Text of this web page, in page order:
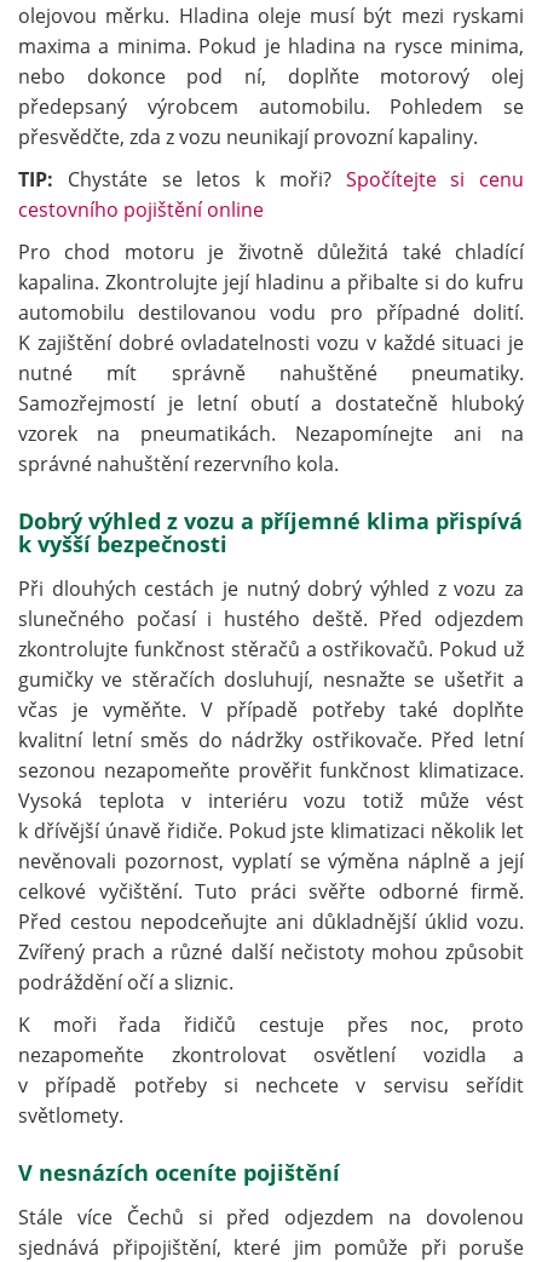
olejovou měrku. Hladina oleje musí být mezi ryskami
maxima a minima. Pokud je hladina na rysce minima,
nebo dokonce pod ní, doplňte motorový olej
předepsaný výrobcem automobilu. Pohledem se
přesvědčte, zda z vozu neunikají provozní kapaliny.
TIP: Chystáte se letos k moři? Spočítejte si cenu
cestovního pojištění online
Pro chod motoru je životně důležitá také chladící
kapalina. Zkontrolujte její hladinu a přibalte si do kufru
automobilu destilovanou vodu pro případné dolití.
K zajištění dobré ovladatelnosti vozu v každé situaci je
nutné mít správně nahuštěné pneumatiky.
Samozřejmostí je letní obutí a dostatečně hluboký
vzorek na pneumatikách. Nezapomínejte ani na
správné nahuštění rezervního kola.
Dobrý výhled z vozu a příjemné klima přispívá
k vyšší bezpečnosti
Při dlouhých cestách je nutný dobrý výhled z vozu za
slunečného počasí i hustého deště. Před odjezdem
zkontrolujte funkčnost stěračů a ostřikovačů. Pokud už
gumičky ve stěračích dosluhují, nesnažte se ušetřit a
včas je vyměňte. V případě potřeby také doplňte
kvalitní letní směs do nádržky ostřikovače. Před letní
sezonou nezapomeňte prověřit funkčnost klimatizace.
Vysoká teplota v interiéru vozu totiž může vést
k dřívější únavě řidiče. Pokud jste klimatizaci několik let
nevěnovali pozornost, vyplatí se výměna náplně a její
celkové vyčištění. Tuto práci svěřte odborné firmě.
Před cestou nepodceňujte ani důkladnější úklid vozu.
Zvířený prach a různé další nečistoty mohou způsobit
podráždění očí a sliznic.
K moři řada řidičů cestuje přes noc, proto
nezapomeňte zkontrolovat osvětlení vozidla a
v případě potřeby si nechcete v servisu seřídit
světlomety.
V nesnázích oceníte pojištění
Stále více Čechů si před odjezdem na dovolenou
sjednává připojištění, které jim pomůže při poruše